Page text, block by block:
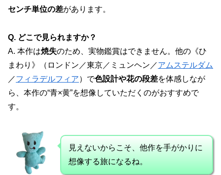
センチ単位の差があります。
Q. どこで見られますか？
A. 本作は焼失のため、実物鑑賞はできません。他の《ひ
まわり》（ロンドン／東京／ミュンヘン／アムステルダム
／フィラデルフィア）で色設計や花の段差を体感しなが
ら、本作の“青×黄”を想像していただくのがおすすめで
す。
見えないからこそ、他作を手がかりに
想像する旅になるね。